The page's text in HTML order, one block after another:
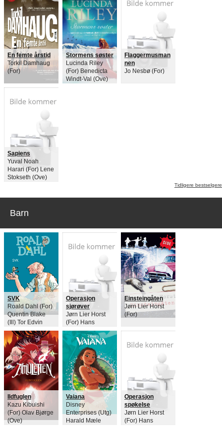
En femte årstid
Torkil Damhaug
(For)
Stormens søster
Lucinda Riley
(For) Benedicta
Windt-Val (Ove)
Flaggermusman
nen
Jo Nesbø (For)
Sapiens
Yuval Noah
Harari (For) Lene
Stokseth (Ove)
Tidligere bestselgere
Barn
SVK
Roald Dahl (For)
Quentin Blake
(Ill) Tor Edvin
Dahl (Ove)
Operasjon
sjørøver
Jørn Lier Horst
(For) Hans
Jørgen Sandnes
(Ill)
Einsteingåten
Jørn Lier Horst
(For)
Ildfuglen
Kazu Kibuishi
(For) Olav Bjørge
(Ove)
Vaiana
Disney
Enterprises (Utg)
Harald Mæle
Operasjon
spøkelse
Jørn Lier Horst
(For) Hans